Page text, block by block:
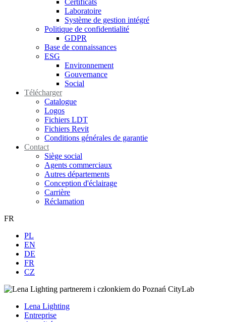
Certificats
Laboratoire
Système de gestion intégré
Politique de confidentialité
GDPR
Base de connaissances
ESG
Environnement
Gouvernance
Social
Télécharger
Catalogue
Logos
Fichiers LDT
Fichiers Revit
Conditions générales de garantie
Contact
Siège social
Agents commerciaux
Autres départements
Conception d'éclairage
Carrière
Réclamation
FR
PL
EN
DE
FR
CZ
Lena Lighting
Entreprise